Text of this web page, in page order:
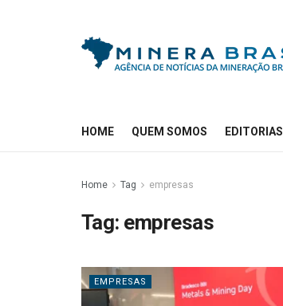
HOME QUEM SOMOS EDITORIAS
Home Tag empresas
Tag: empresas
EMPRESAS